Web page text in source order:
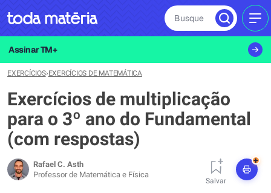
Busque
Assinar TM+
EXERCÍCIOS›EXERCÍCIOS DE MATEMÁTICA
Exercícios de multiplicação
para o 3º ano do Fundamental
(com respostas)
Rafael C. Asth
Professor de Matemática e Física
Salvar
+